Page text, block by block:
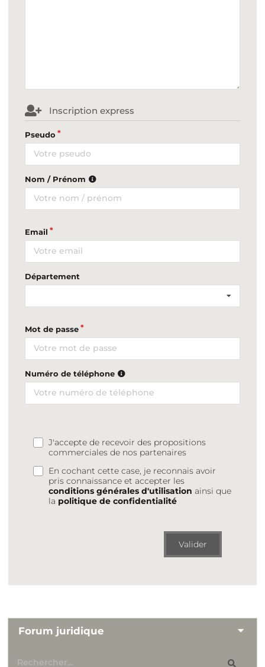
Inscription express
Pseudo
Nom / Prénom
Email
Département
Mot de passe
Numéro de téléphone
J'accepte de recevoir des propositions
commerciales de nos partenaires
En cochant cette case, je reconnais avoir
pris connaissance et accepter les
conditions générales d'utilisation ainsi que
la politique de confidentialité
Valider
Forum juridique